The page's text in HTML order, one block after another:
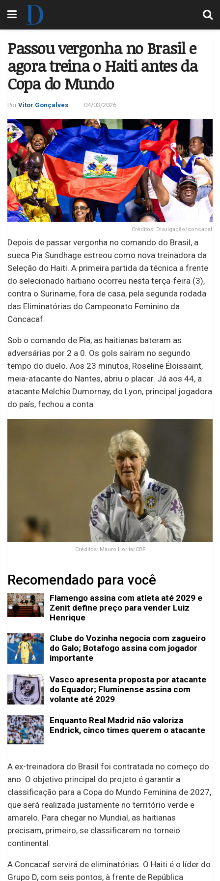
Passou vergonha no Brasil e
agora treina o Haiti antes da
Copa do Mundo
Por Vitor Gonçalves 04/03/2026
Créditos: Divulgação/concacaf
Depois de passar vergonha no comando do Brasil, a
sueca Pia Sundhage estreou como nova treinadora da
Seleção do Haiti. A primeira partida da técnica a frente
do selecionado haitiano ocorreu nesta terça-feira (3),
contra o Suriname, fora de casa, pela segunda rodada
das Eliminatórias do Campeonato Feminino da
Concacaf.
Sob o comando de Pia, as haitianas bateram as
adversárias por 2 a 0. Os gols saíram no segundo
tempo do duelo. Aos 23 minutos, Roseline Éloissaint,
meia-atacante do Nantes, abriu o placar. Já aos 44, a
atacante Melchie Dumornay, do Lyon, principal jogadora
do país, fechou a conta.
Créditos: Mauro Horita/CBF
Recomendado para você
Flamengo assina com atleta até 2029 e
Zenit define preço para vender Luiz
Henrique
Clube do Vozinha negocia com zagueiro
do Galo; Botafogo assina com jogador
importante
Vasco apresenta proposta por atacante
do Equador; Fluminense assina com
volante até 2029
Enquanto Real Madrid não valoriza
Endrick, cinco times querem o atacante
A ex-treinadora do Brasil foi contratada no começo do
ano. O objetivo principal do projeto é garantir a
classificação para a Copa do Mundo Feminina de 2027,
que será realizada justamente no território verde e
amarelo. Para chegar no Mundial, as haitianas
precisam, primeiro, se classificarem no torneio
continental.
A Concacaf servirá de eliminatórias. O Haiti é o líder do
Grupo D, com seis pontos, à frente de República